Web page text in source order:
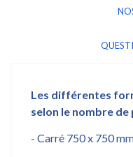
Les différentes
selon le nombre de
- Carré 750 x 750